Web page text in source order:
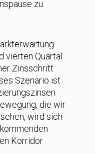
zu
vierten Quartal
Zinsschritt
Szenario ist
die wir
wird sich
Korridor